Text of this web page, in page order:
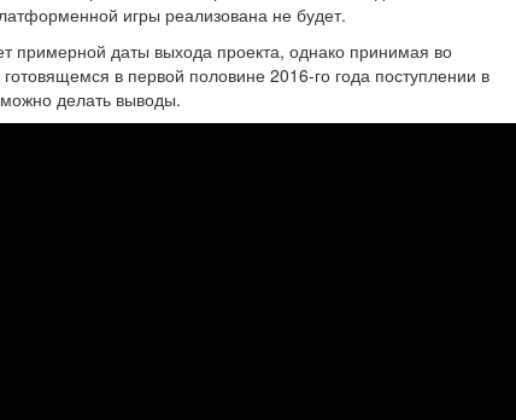
игры реализована не будет.
примерной даты выхода проекта, однако принимая во
готовящемся в первой половине 2016-го года поступлении в
делать выводы.